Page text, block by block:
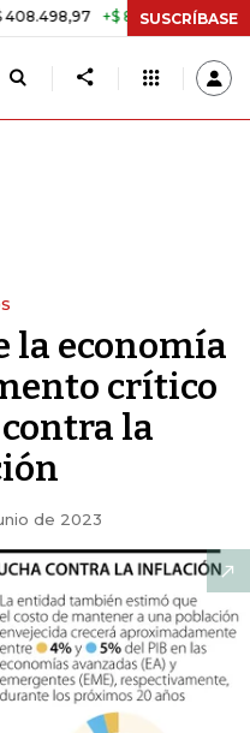
+$ 8.753,81 +2,19% TASA
SUSCRÍBASE
la economía
crítico
la
de 2023